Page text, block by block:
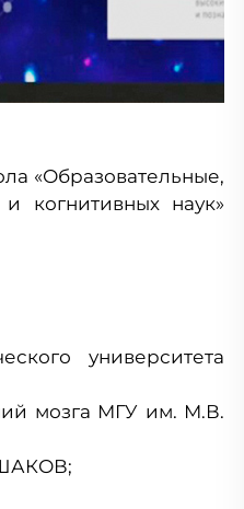
«Образовательные,
когнитивных наук»
университета
мозга МГУ им. М.В.